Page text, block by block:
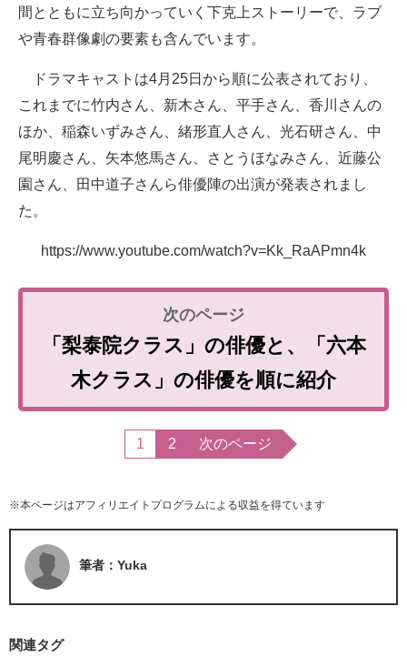
間とともに立ち向かっていく下克上ストーリーで、ラブ
や青春群像劇の要素も含んでいます。
ドラマキャストは4月25日から順に公表されており、
これまでに竹内さん、新木さん、平手さん、香川さんの
ほか、稲森いずみさん、緒形直人さん、光石研さん、中
尾明慶さん、矢本悠馬さん、さとうほなみさん、近藤公
園さん、田中道子さんら俳優陣の出演が発表されまし
た。
https://www.youtube.com/watch?v=Kk_RaAPmn4k
「梨泰院クラス」の俳優と、「六本
木クラス」の俳優を順に紹介
1 2 次のページ
※本ページはアフィリエイトプログラムによる収益を得ています
筆者：Yuka
関連タグ